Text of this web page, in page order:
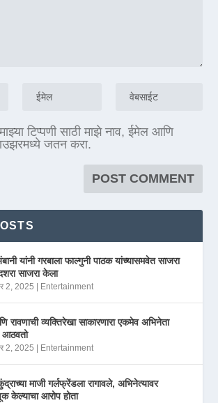
टिप्पणी साठी माझे नाव, ईमेल आणि
जतन करा.
यांनी गरबाला फाल्गुनी पाठक यांच्यासमवेत साजरा
साजरा केला
2, 2025 Entertainment
रावणाची व्यक्तिरेखा साकारणारा एकमेव अभिनेता
2, 2025 Entertainment
माजी गर्लफ्रेंडला रागावले, अभिनेत्यावर
केल्याचा आरोप होता